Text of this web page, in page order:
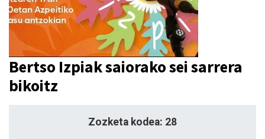
Bertso Izpiak saiorako sei sarrera
bikoitz
Zozketa kodea: 28